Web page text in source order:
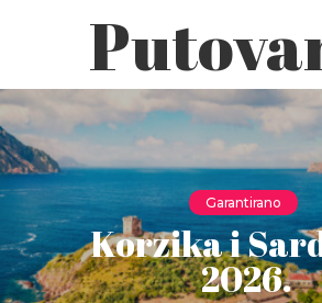
Garantirano
Korzika i
2026.